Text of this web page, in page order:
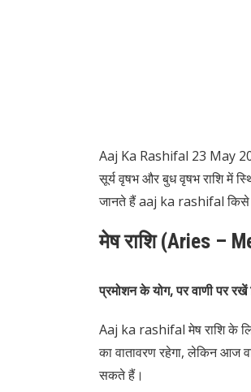
Aaj Ka Rashifal 23 May
सूर्य वृषभ और बुध वृषभ राशि में
जानते हैं aaj ka rashifal किसे
मेष राशि (Aries –
प्रमोशन के योग, पर वाणी पर
Aaj ka rashifal मेष राशि के
का वातावरण रहेगा, लेकिन आज
सकते हैं।